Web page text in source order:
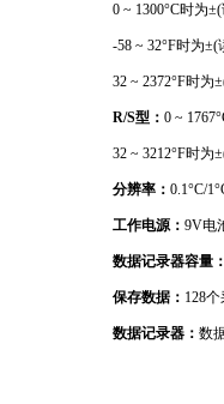
0 ~ 1300°C时为
-58 ~ 32°F时为±(
32 ~ 2372°F时为
R/S型： 0 ~
32 ~ 3212°F时为
分辨率： 0.1°C/
工作电源： 9V电
数据记录器容量
保存数据： 128
数据记录器： 数